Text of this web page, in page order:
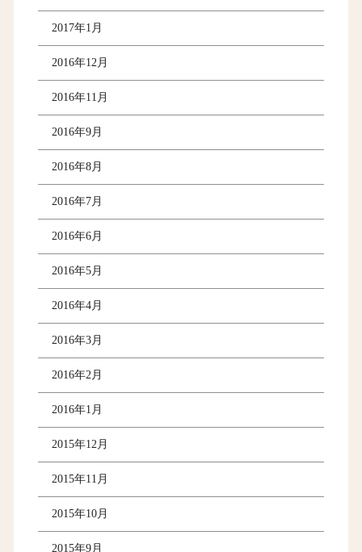
2017年1月
2016年12月
2016年11月
2016年9月
2016年8月
2016年7月
2016年6月
2016年5月
2016年4月
2016年3月
2016年2月
2016年1月
2015年12月
2015年11月
2015年10月
2015年9月